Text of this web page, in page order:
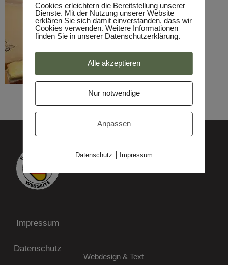
Impressum
Datenschutz
Webdesign & Text
Cookies erleichtern die Bereitstellung unserer
Dienste. Mit der Nutzung unserer Website
erklären Sie sich damit einverstanden, dass wir
Cookies verwenden. Weitere Informationen
finden Sie in unserer Datenschutzerklärung.
Alle akzeptieren
Nur notwendige
Anpassen
Datenschutz | Impressum